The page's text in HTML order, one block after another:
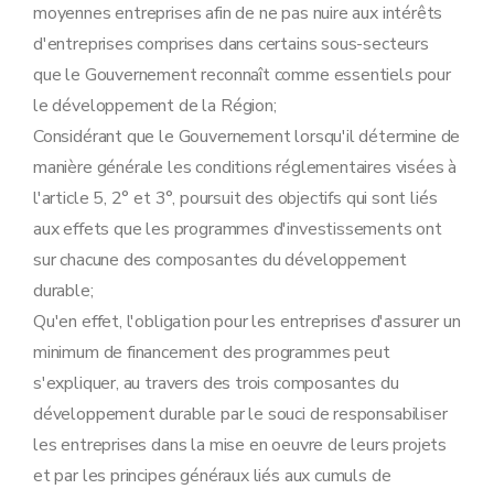
moyennes entreprises afin de ne pas nuire aux intérêts
d'entreprises comprises dans certains sous-secteurs
que le Gouvernement reconnaît comme essentiels pour
le développement de la Région;
Considérant que le Gouvernement lorsqu'il détermine de
manière générale les conditions réglementaires visées à
l'article 5, 2° et 3°, poursuit des objectifs qui sont liés
aux effets que les programmes d'investissements ont
sur chacune des composantes du développement
durable;
Qu'en effet, l'obligation pour les entreprises d'assurer un
minimum de financement des programmes peut
s'expliquer, au travers des trois composantes du
développement durable par le souci de responsabiliser
les entreprises dans la mise en oeuvre de leurs projets
et par les principes généraux liés aux cumuls de